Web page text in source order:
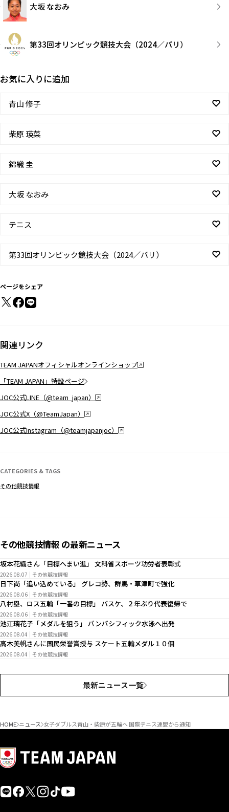
大坂 なおみ
第33回オリンピック競技大会（2024／パリ）
お気に入りに追加
青山 修子
柴原 瑛菜
錦織 圭
大坂 なおみ
テニス
第33回オリンピック競技大会（2024／パリ）
ページをシェア
関連リンク
TEAM JAPANオフィシャルオンラインショップ
「TEAM JAPAN」特設ページ
JOC公式LINE（@team_japan）
JOC公式X（@TeamJapan）
JOC公式Instagram（@teamjapanjoc）
CATEGORIES & TAGS
その他競技情報
その他競技情報 の最新ニュース
坂本花織さん「目標へまい進」 文科省スポーツ功労者表彰式
2026.08.07 その他競技情報
日下尚「追い込めている」 グレコ勢、群馬・草津町で強化
2026.08.06 その他競技情報
八村塁、ロス五輪「一番の目標」 バスケ、２年ぶり代表復帰で
2026.08.06 その他競技情報
池江璃花子「メダルを狙う」 パンパシフィック水泳へ出発
2026.08.04 その他競技情報
高木美帆さんに国民栄誉賞授与 スケート五輪メダル１０個
2026.08.04 その他競技情報
最新ニュース一覧
HOME ニュース 女子ダブルス青山・柴原が五輪へ 国際テニス連盟から通知